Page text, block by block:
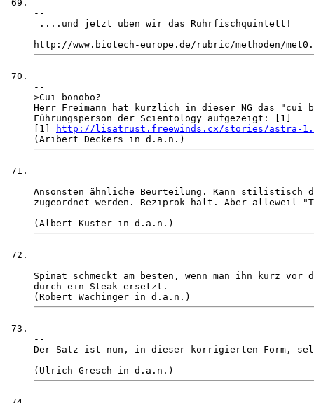
--
....und jetzt üben wir das Rührfischquintett!
--
>Cui bonobo?
Herr Freimann hat kürzlich in dieser NG das "cui
Führungsperson der Scientology aufgezeigt: [1]
[1]
http://lisatrust.freewinds.cx/stories/astra-
--
Ansonsten ähnliche Beurteilung. Kann stilistisch
zugeordnet werden. Reziprok halt. Aber alleweil
--
Spinat schmeckt am besten, wenn man ihn kurz vor
durch ein Steak ersetzt.
--
Der Satz ist nun, in dieser korrigierten Form,